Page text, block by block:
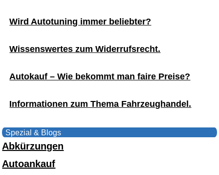
Wird Autotuning immer beliebter?
Wissenswertes zum Widerrufsrecht.
Autokauf – Wie bekommt man faire Preise?
Informationen zum Thema Fahrzeughandel.
Spezial & Blogs
Abkürzungen
Autoankauf